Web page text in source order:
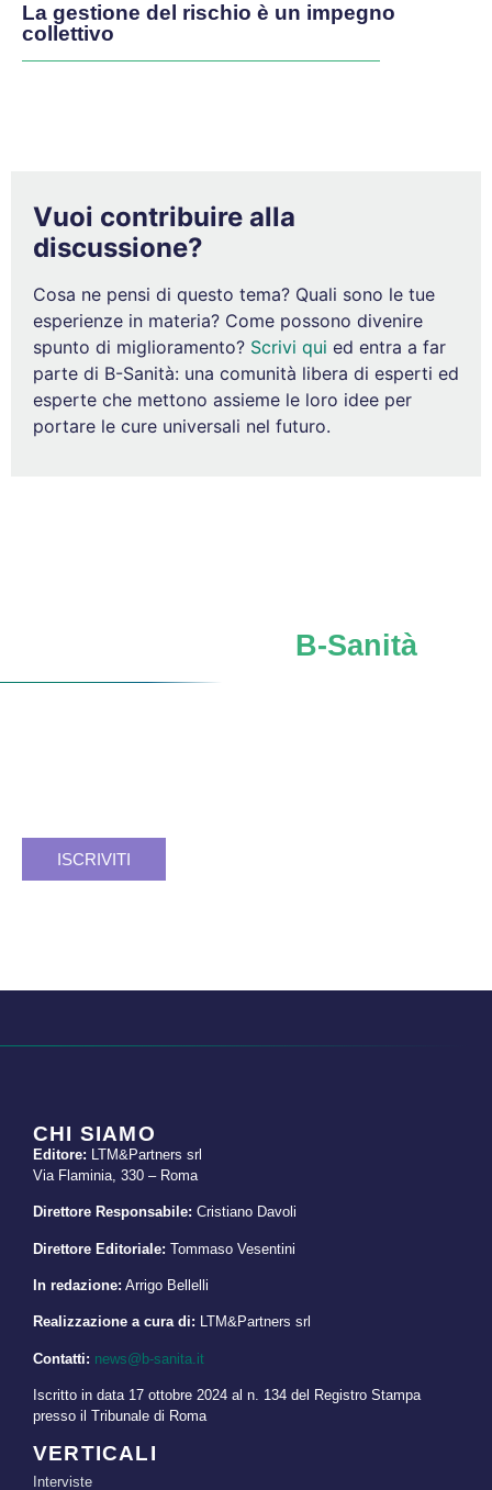
La gestione del rischio è un impegno
collettivo
Vuoi contribuire alla
discussione?
Cosa ne pensi di questo tema? Quali sono le tue
esperienze in materia? Come possono divenire
spunto di miglioramento? Scrivi qui ed entra a far
parte di B-Sanità: una comunità libera di esperti ed
esperte che mettono assieme le loro idee per
portare le cure universali nel futuro.
B-Sanità
ISCRIVITI
CHI SIAMO
Editore: LTM&Partners srl
Via Flaminia, 330 – Roma
Direttore Responsabile: Cristiano Davoli
Direttore Editoriale: Tommaso Vesentini
In redazione: Arrigo Bellelli
Realizzazione a cura di: LTM&Partners srl
Contatti: news@b-sanita.it
Iscritto in data 17 ottobre 2024 al n. 134 del Registro Stampa
presso il Tribunale di Roma
VERTICALI
Interviste